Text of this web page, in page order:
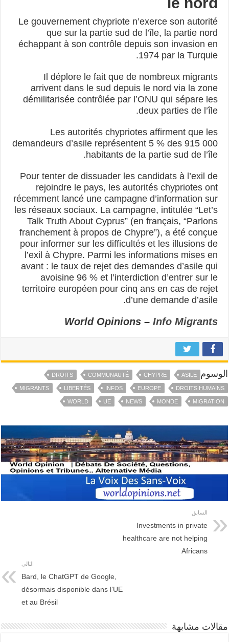
Le gouvernement chypriote n’exerce son autorité
que sur la partie sud de l’île, la partie nord
échappant à son contrôle depuis son invasion en
1974 par la Turquie.
Il déplore le fait que de nombreux migrants
arrivent dans le sud depuis le nord via la zone
démilitarisée contrôlée par l’ONU qui sépare les
deux parties de l’île.
Les autorités chypriotes affirment que les
demandeurs d’asile représentent 5 % des 915 000
habitants de la partie sud de l’île.
Pour tenter de dissuader les candidats à l’exil de
rejoindre le pays, les autorités chypriotes ont
récemment lancé une campagne d’information sur
les réseaux sociaux. La campagne, intitulée “Let’s
Talk Truth About Cyprus” (en français, “Parlons
franchement à propos de Chypre”), a été conçue
pour informer sur les difficultés et les illusions de
l’exil à Chypre. Parmi les informations mises en
avant : le taux de rejet des demandes d’asile qui
avoisine 96 % et l’interdiction d’entrer sur le
territoire européen pour cinq ans en cas de rejet
d’une demande d’asile.
World Opinions –Info Migrants
الوسوم ASILE
CHYPRE
COMMUNAUTÉ
DROITS
DROITS HUMAINS
EUROPE
INFOS
LIBERTÉS
MIGRANTS
MIGRATION
MONDE
NEWS
UE
WORLD
السابق
Investments in private
healthcare are not helping
Africans
التالي
Bard, le ChatGPT de Google,
désormais disponible dans l’UE
et au Brésil
مقالات مشابهة